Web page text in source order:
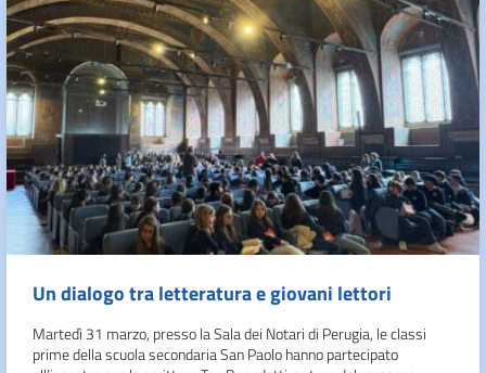
Un dialogo tra letteratura e giovani lettori
Martedì 31 marzo, presso la Sala dei Notari di Perugia, le classi
prime della scuola secondaria San Paolo hanno partecipato